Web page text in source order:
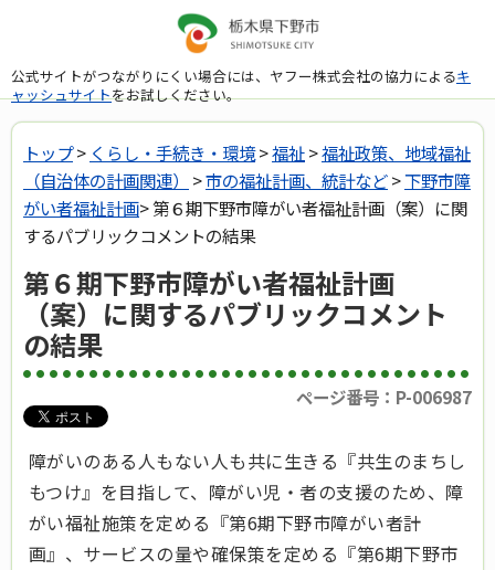
公式サイトがつながりにくい場合には、ヤフー株式会社の協力によるキ
ャッシュサイトをお試しください。
トップ> くらし・手続き・環境>福祉>福祉政策、地域福祉
（自治体の計画関連）
>市の福祉計画、統計など>下野市障
がい者福祉計画> 第６期下野市障がい者福祉計画（案）に関
するパブリックコメントの結果
第６期下野市障がい者福祉計画
（案）に関するパブリックコメント
の結果
ページ番号：P-006987
障がいのある人もない人も共に生きる『共生のまちし
もつけ』を目指して、障がい児・者の支援のため、障
がい福祉施策を定める『第6期下野市障がい者計
画』、サービスの量や確保策を定める『第6期下野市